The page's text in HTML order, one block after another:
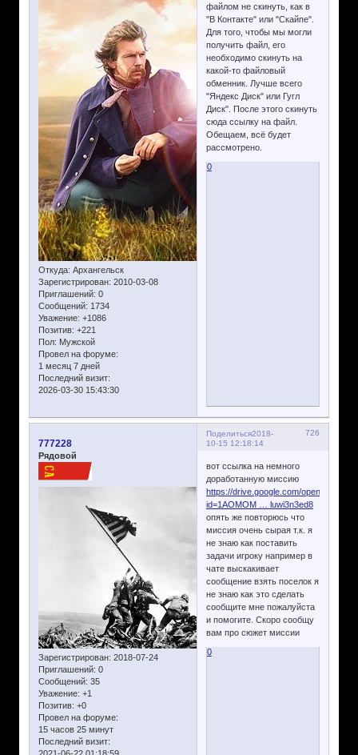
Откуда: Архангельск
Зарегистрирован: 2010-03-08
Приглашений: 0
Сообщений: 1734
Уважение: +1086
Позитив: +221
Пол: Мужской
Провел на форуме:
1 месяц 7 дней
Последний визит:
2026-03-30 15:43:30
файлом не скинуть, как в
"В Контакте" или "Скайпе".
Для того, чтобы мы могли
получить файл, его
необходимо скинуть на
какой-то файловый
обменник. Лучше всего
"Яндекс Диск" или Гугл
Диск". После этого скинуть
сюда ссылку на файл.
Обещаем, всё будет
рассмотрено.
0
Поделиться 726
2018-
10-15 12:18:14
777228
Рядовой
Зарегистрирован: 2018-07-24
Приглашений: 0
Сообщений: 35
Уважение: +1
Позитив: +0
Провел на форуме:
15 часов 25 минут
Последний визит:
вот ссылка на немного
доработанную миссию
https://drive.google.com/open?
id=1AOMOM … luwi3n3ed8
опять же повторюсь что
миссия очень сырая т.к. я
не знаю как поставить
задачи игроку например в
чате выскакивает
сообщение взять поселок я
не знаю как это сделать
сообщите мне пожалуйста
и помогите. Скоро сообщу
вам про сюжет миссии
0